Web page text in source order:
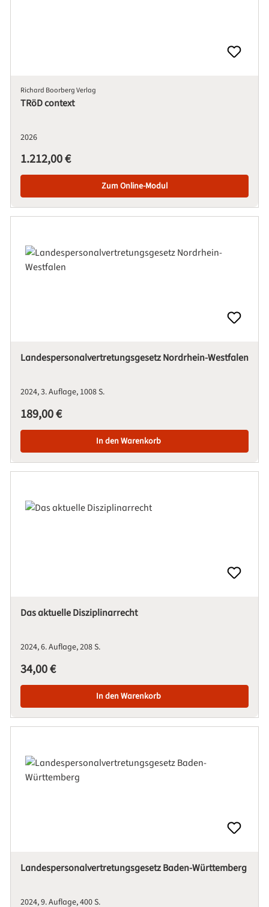
Richard Boorberg Verlag
TRöD context
2026
Regulärer Preis:
1.212,00 €
Zum Online-Modul
Landespersonalvertretungsgesetz Nordrhein-Westfalen
20243. Auflage 1008 S.
Regulärer Preis:
189,00 €
In den Warenkorb
Das aktuelle Disziplinarrecht
20246. Auflage208 S.
Regulärer Preis:
34,00 €
In den Warenkorb
Landespersonalvertretungsgesetz Baden-Württemberg
20249. Auflage400 S.